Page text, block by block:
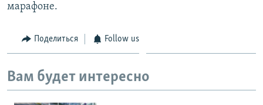
марафоне.
Поделиться Follow us
Вам будет интересно